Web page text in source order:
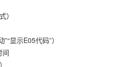
）
显示E05代码”）
间